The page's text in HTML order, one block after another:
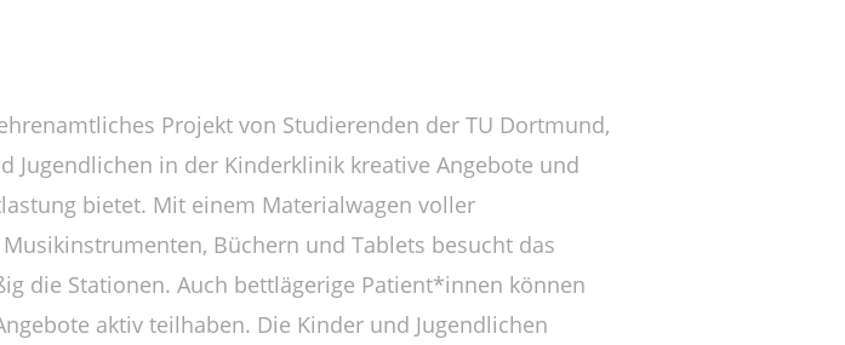
Projekt von Studierenden der TU Dortmund,
Jugendlichen in der Kinderklinik kreative Angebote und
bietet. Mit einem Materialwagen voller
Büchern und Tablets besucht das
die Stationen. Auch bettlägerige Patient*innen können
aktiv teilhaben. Die Kinder und Jugendlichen